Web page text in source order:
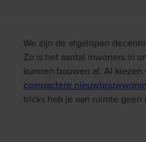
We zijn de afgelopen
Zo is het aantal inwoners in
kunnen bouwen af. Al
compactere
tricks heb je aan ruimte